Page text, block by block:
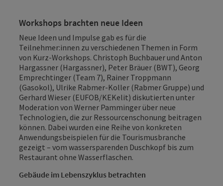
Workshops brachten neue Ideen
Neue Ideen und Impulse gab es für die
Teilnehmer:innen zu verschiedenen Themen in Form
von Kurz-Workshops. Christoph Buchbauer und Anton
Hargassner (Hargassner), Peter Bräuer (BWT), Georg
Emprechtinger (Team 7), Rainer Troppmann
(Gasokol), Ulrike Rabmer-Koller (Rabmer Gruppe) und
Gerhard Wieser (EUFOB/KEKelit) diskutierten unter
Moderation von Werner Pamminger über neue
Technologien, die zur Ressourcenschonung beitragen
können. Dabei wurden eine Reihe von konkreten
Anwendungsbeispielen für die Tourismusbranche
gezeigt – vom wassersparenden Duschkopf bis zum
Restaurant ohne Wasserflaschen.
Gebäude im Lebenszyklus betrachten